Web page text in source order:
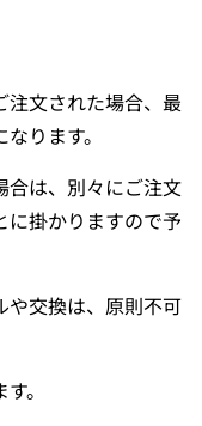
注文された場合、最
ります。
合は、別々にご注文
掛かりますので予
や交換は、原則不可
。